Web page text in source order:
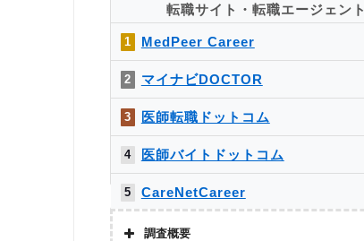
転職サイト・転職エージェント
1 MedPeer Career
2 マイナビDOCTOR
3 医師転職ドットコム
4 医師バイトドットコム
5 CareNetCareer
6 ベリ・マッチ
調査概要